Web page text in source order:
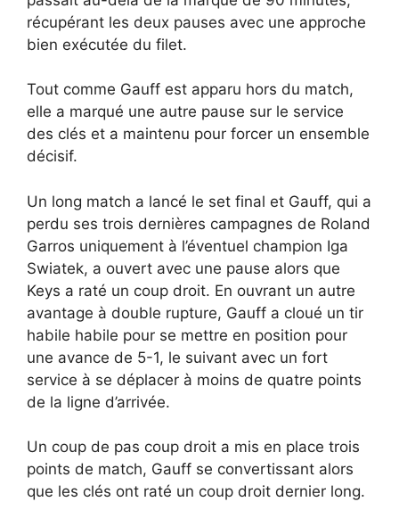
récupérant les deux pauses avec une approche
bien exécutée du filet.
Tout comme Gauff est apparu hors du match,
elle a marqué une autre pause sur le service
des clés et a maintenu pour forcer un ensemble
décisif.
Un long match a lancé le set final et Gauff, qui a
perdu ses trois dernières campagnes de Roland
Garros uniquement à l’éventuel champion Iga
Swiatek, a ouvert avec une pause alors que
Keys a raté un coup droit. En ouvrant un autre
avantage à double rupture, Gauff a cloué un tir
habile habile pour se mettre en position pour
une avance de 5-1, le suivant avec un fort
service à se déplacer à moins de quatre points
de la ligne d’arrivée.
Un coup de pas coup droit a mis en place trois
points de match, Gauff se convertissant alors
que les clés ont raté un coup droit dernier long.